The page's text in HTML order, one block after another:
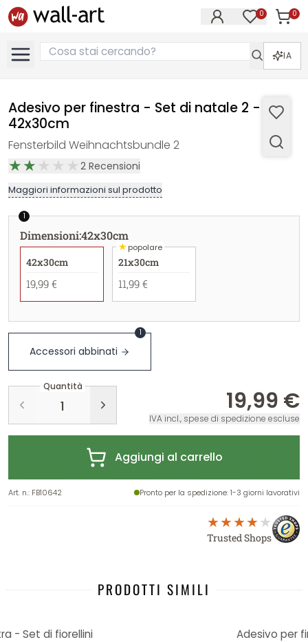
0 0
IA
Adesivo per finestra - Set di natale 2 -
42x30cm
Fensterbild Weihnachtsbundle 2
2 Recensioni
Maggiori informazioni sul prodotto
1
Dimensioni:42x30cm
42x30cm
19,99 €
★popolare
21x30cm
11,99 €
Accessori abbinati
1
Quantità
19,99 €
IVA incl., spese di spedizione escluse
Aggiungi al carrello
Art. n.: FB10642 Pronto per la spedizione: 1-3 giorni lavorativi
Trusted Shops
PRODOTTI SIMILI
- Set di fiorellini
Adesivo per